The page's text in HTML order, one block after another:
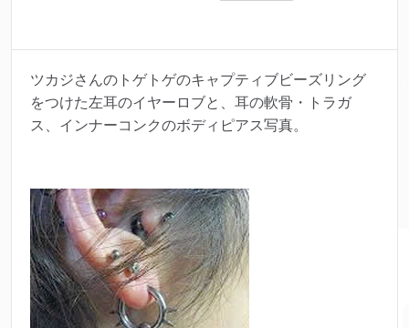
ツカジさんのトゲトゲのキャプティブビーズリング
をつけた左耳のイヤーロブと、耳の軟骨・トラガ
ス、インナーコンクのボディピアス写真。